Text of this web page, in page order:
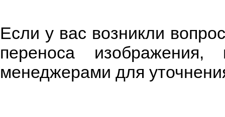
Если у вас возникли
переноса
менеджерами для